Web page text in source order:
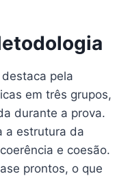
pela
em três grupos,
durante a prova.
a estrutura da
e coesão.
prontos, o que